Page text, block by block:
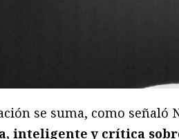
se suma, como señaló
inteligente y crítica